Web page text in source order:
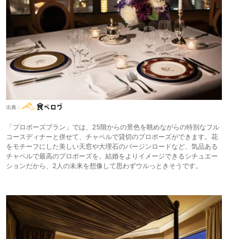
出典：
「プロポーズプラン」では、25階からの景色を眺めながらの特別なフル
コースディナーと併せて、チャペルで貸切のプロポーズができます。花
をモチーフにした美しい天窓や大理石のバージンロードなど、気品ある
チャペルで最高のプロポーズを。結婚をよりイメージできるシチュエー
ションだから、2人の未来を想像して思わずウルっときそうです。